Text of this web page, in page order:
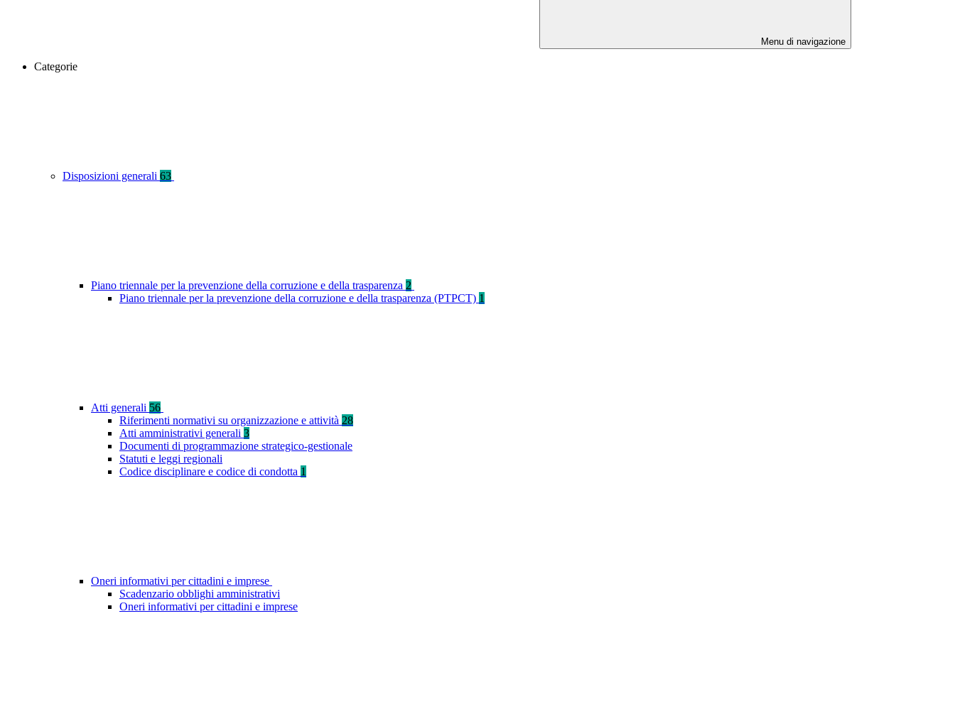
Menu di navigazione
Categorie
Disposizioni generali 63
Piano triennale per la prevenzione della corruzione e della trasparenza 2
Piano triennale per la prevenzione della corruzione e della trasparenza (PTPCT) 1
Atti generali 56
Riferimenti normativi su organizzazione e attività 28
Atti amministrativi generali 3
Documenti di programmazione strategico-gestionale
Statuti e leggi regionali
Codice disciplinare e codice di condotta 1
Oneri informativi per cittadini e imprese
Scadenzario obblighi amministrativi
Oneri informativi per cittadini e imprese